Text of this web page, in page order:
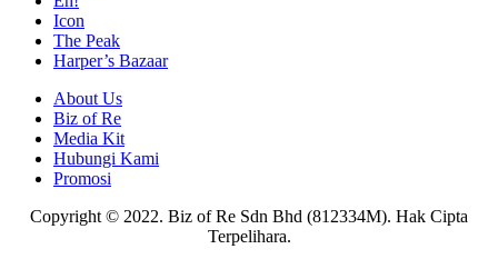
Icon
The Peak
Harper’s Bazaar
About Us
Biz of Re
Media Kit
Hubungi Kami
Promosi
Copyright © 2022. Biz of Re Sdn Bhd (812334M). Hak Cipta
Terpelihara.